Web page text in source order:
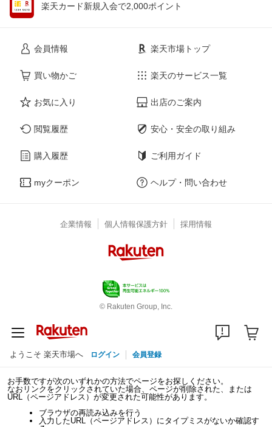
楽天カード新規入会で2,000ポイント
会員情報
買い物かご
お気に入り
閲覧履歴
購入履歴
myクーポン
楽天市場トップ
楽天のサービス一覧
出店のご案内
安心・安全の取り組み
ご利用ガイド
ヘルプ・問い合わせ
企業情報 個人情報保護方針 採用情報
© Rakuten Group, Inc.
ようこそ 楽天市場へ ログイン 会員登録
お手数ですが次のいずれかの方法でページをお探しください。
なおリンクをクリックされていた場合、ページが削除された、または
URL（ページアドレス）が変更された可能性があります。
ブラウザの再読み込みを行う
入力したURL（ページアドレス）にタイプミスがないか確認す